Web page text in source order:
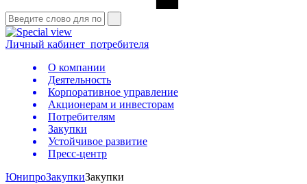
Личный кабинет потребителя
О компании
Деятельность
Корпоративное управление
Акционерам и инвесторам
Потребителям
Закупки
Устойчивое развитие
Пресс-центр
ЮнипроЗакупкиЗакупки